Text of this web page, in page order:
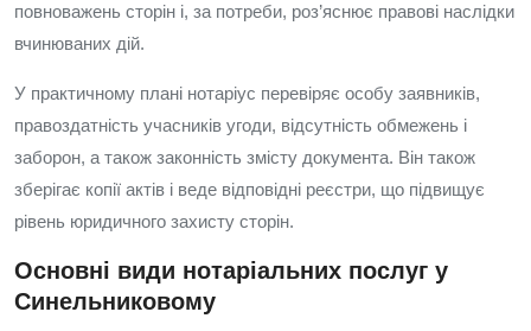
повноважень сторін і, за потреби, роз’яснює правові наслідки
вчинюваних дій.
У практичному плані нотаріус перевіряє особу заявників,
правоздатність учасників угоди, відсутність обмежень і
заборон, а також законність змісту документа. Він також
зберігає копії актів і веде відповідні реєстри, що підвищує
рівень юридичного захисту сторін.
Основні види нотаріальних послуг у
Синельниковому